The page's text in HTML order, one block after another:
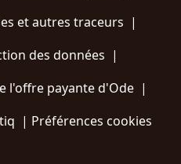
et autres traceurs |
des données |
l'offre payante d'Ode |
| Préférences cookies